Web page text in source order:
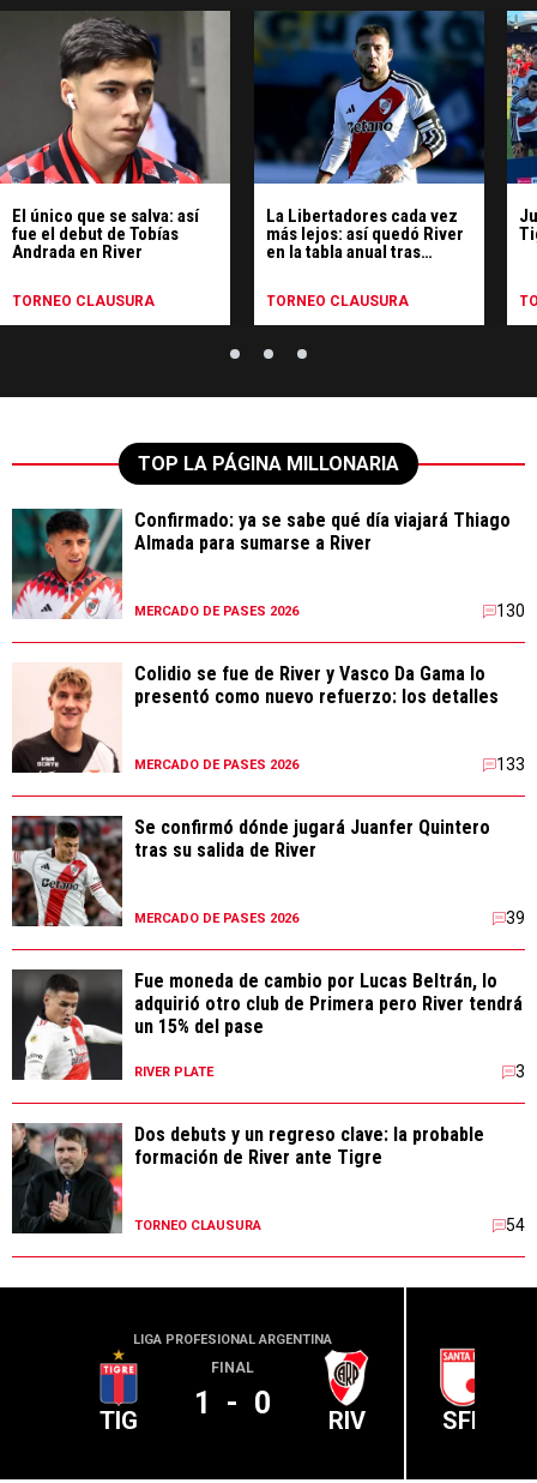
El único que se salva: así
fue el debut de Tobías
Andrada en River
TORNEO CLAUSURA
La Libertadores cada vez
más lejos: así quedó River
en la tabla anual tras
TORNEO CLAUSURA
TOP LA PÁGINA MILLONARIA
Confirmado: ya se sabe qué día viajará Thiago
Almada para sumarse a River
MERCADO DE PASES 2026 130
Colidio se fue de River y Vasco Da Gama lo
presentó como nuevo refuerzo: los detalles
MERCADO DE PASES 2026 133
Se confirmó dónde jugará Juanfer Quintero
tras su salida de River
MERCADO DE PASES 2026 39
Fue moneda de cambio por Lucas Beltrán, lo
adquirió otro club de Primera pero River tendrá
un 15% del pase
RIVER PLATE 3
Dos debuts y un regreso clave: la probable
formación de River ante Tigre
TORNEO CLAUSURA 54
LIGA PROFESIONAL ARGENTINA
TIG
FINAL
1 - 0 RIV SFE